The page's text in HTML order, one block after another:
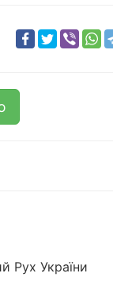
Рух України